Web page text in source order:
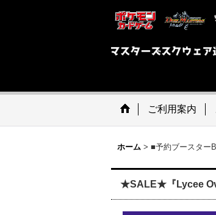
ご利用案内
ホーム > ■予約ブースター
★SALE★『Lycee